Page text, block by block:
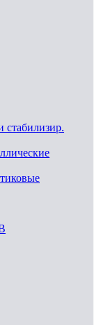
стабилизир.